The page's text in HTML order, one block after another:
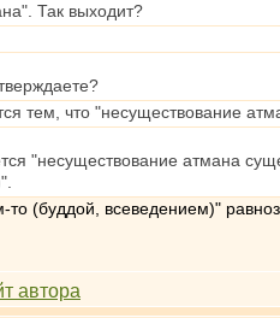
Так выходит?
тем, что "несуществование
"несуществование атмана
(буддой, всеведением)"